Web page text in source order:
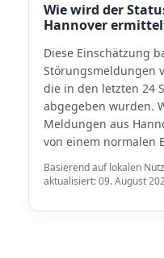
Wie wird der
Hannover
Diese Einschätzung
Störungsmeldungen
die in den letzten 24
abgegeben wurden.
Meldungen aus
von einem normalen
Basierend auf lokalen
aktualisiert: 09. August